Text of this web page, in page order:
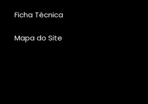
Ficha Técnica
Mapa do Site